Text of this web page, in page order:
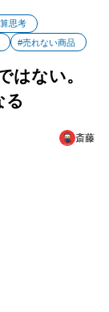
思考
#売れない商品
はない。
る
斎藤